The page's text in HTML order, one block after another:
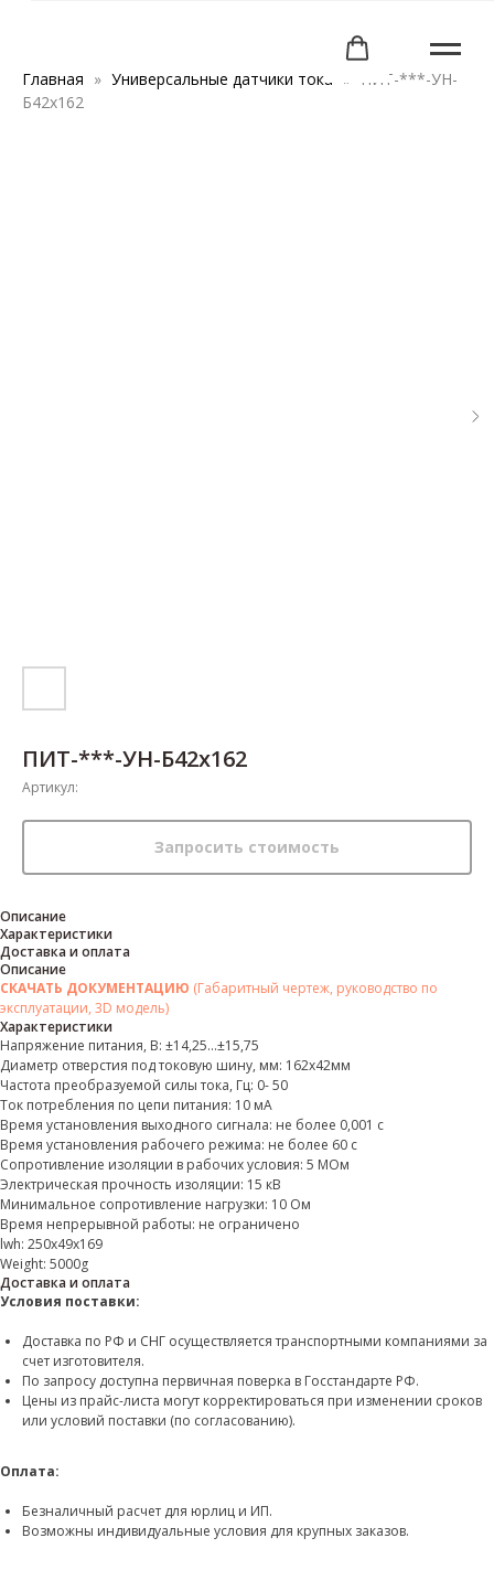
Главная Универсальные датчики тока
ПИТ-***-УН-
Б42х162
ПИТ-***-УН-Б42х162
Артикул:
Запросить стоимость
Описание
Характеристики
Доставка и оплата
Описание
СКАЧАТЬ ДОКУМЕНТАЦИЮ (Габаритный чертеж, руководство по
эксплуатации, 3D модель)
Характеристики
Напряжение питания, В: ±14,25...±15,75
Диаметр отверстия под токовую шину, мм: 162х42мм
Частота преобразуемой силы тока, Гц: 0- 50
Ток потребления по цепи питания: 10 мА
Время установления выходного сигнала: не более 0,001 с
Время установления рабочего режима: не более 60 с
Сопротивление изоляции в рабочих условия: 5 МОм
Электрическая прочность изоляции: 15 кВ
Минимальное сопротивление нагрузки: 10 Ом
Время непрерывной работы: не ограничено
lwh: 250x49x169
Weight: 5000g
Доставка и оплата
Условия поставки:
Доставка по РФ и СНГ осуществляется транспортными компаниями за
счет изготовителя.
По запросу доступна первичная поверка в Госстандарте РФ.
Цены из прайс-листа могут корректироваться при изменении сроков
или условий поставки (по согласованию).
Оплата:
Безналичный расчет для юрлиц и ИП.
Возможны индивидуальные условия для крупных заказов.